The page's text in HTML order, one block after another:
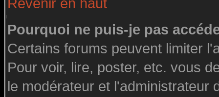
Revenir en haut
Pourquoi ne puis-je pas
Certains forums peuvent limiter
Pour voir, lire, poster, etc. vous
le modérateur et l'administrateur